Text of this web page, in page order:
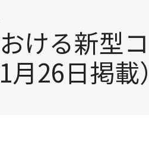
ける新型
26日掲載）